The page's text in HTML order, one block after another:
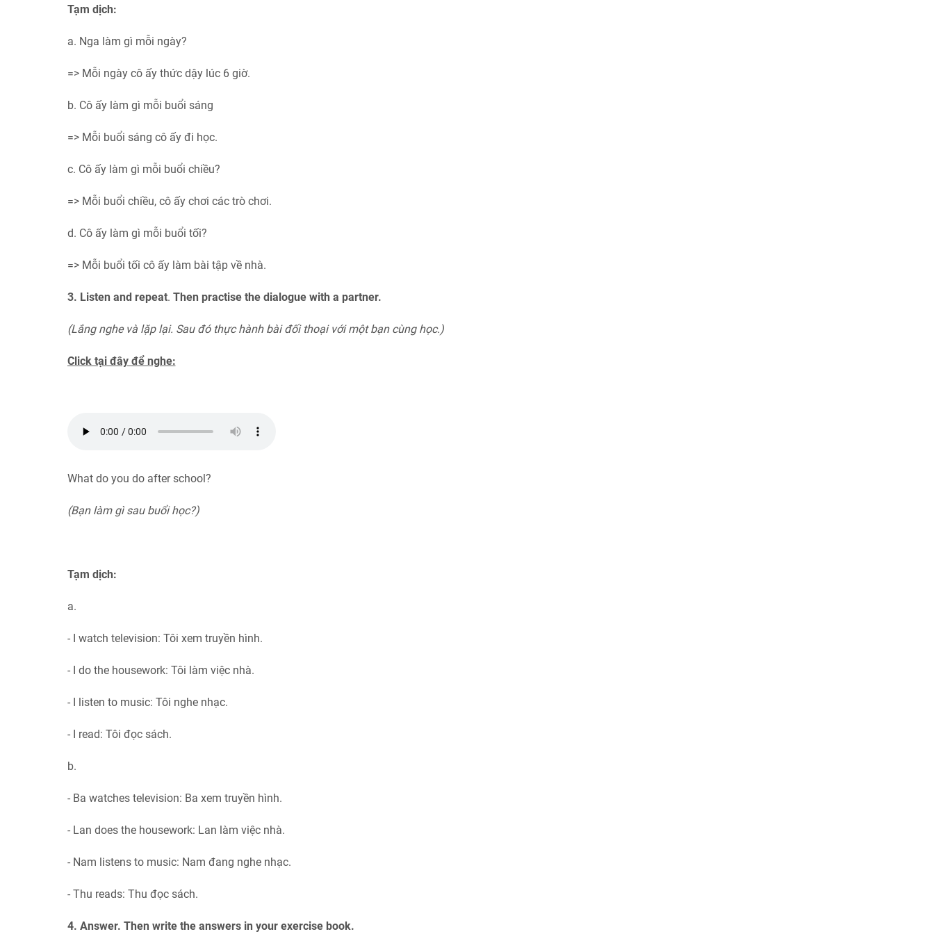
Tạm dịch:
a. Nga làm gì mỗi ngày?
=> Mỗi ngày cô ấy thức dậy lúc 6 giờ.
b. Cô ấy làm gì mỗi buổi sáng
=> Mỗi buổi sáng cô ấy đi học.
c. Cô ấy làm gì mỗi buổi chiều?
=> Mỗi buổi chiều, cô ấy chơi các trò chơi.
d. Cô ấy làm gì mỗi buổi tối?
=> Mỗi buổi tối cô ấy làm bài tập về nhà.
3. Listen and repeat. Then practise the dialogue with a partner.
(Lắng nghe và lặp lại. Sau đó thực hành bài đối thoại với một bạn cùng học.)
Click tại đây để nghe:
What do you do after school?
(Bạn làm gì sau buổi học?)
Tạm dịch:
a.
- I watch television: Tôi xem truyền hình.
- I do the housework: Tôi làm việc nhà.
- I listen to music: Tôi nghe nhạc.
- I read: Tôi đọc sách.
b.
- Ba watches television: Ba xem truyền hình.
- Lan does the housework: Lan làm việc nhà.
- Nam listens to music: Nam đang nghe nhạc.
- Thu reads: Thu đọc sách.
4. Answer. Then write the answers in your exercise book.